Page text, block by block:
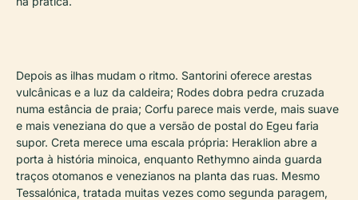
Depois as ilhas mudam o ritmo. Santorini oferece arestas
vulcânicas e a luz da caldeira; Rodes dobra pedra cruzada
numa estância de praia; Corfu parece mais verde, mais suave
e mais veneziana do que a versão de postal do Egeu faria
supor. Creta merece uma escala própria: Heraklion abre a
porta à história minoica, enquanto Rethymno ainda guarda
traços otomanos e venezianos na planta das ruas. Mesmo
Tessalónica, tratada muitas vezes como segunda paragem,